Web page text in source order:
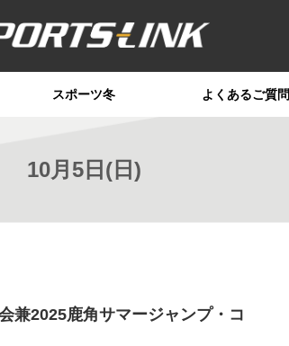
スポーツ冬 よくあるご質問
10月5日(日)
兼2025鹿角サマージャンプ・コ